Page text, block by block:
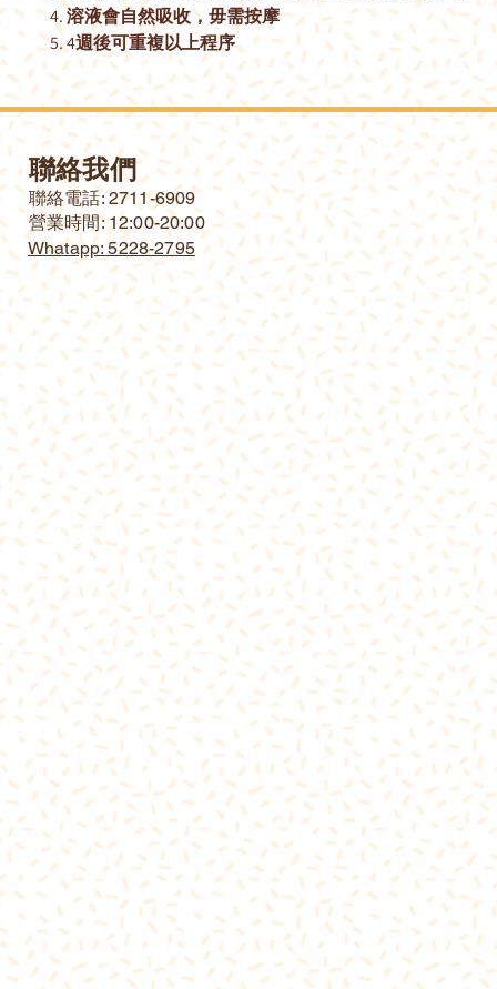
4.溶液會自然吸收，毋需按摩
5. 4週後可重複以上程序
聯絡我們
​聯絡電話: 2711-6909
營業時間: 12:00-20:00
Whatapp: 5228-2795